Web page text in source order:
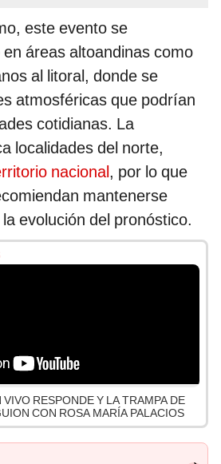
este evento se
áreas altoandinas como
al litoral, donde se
atmosféricas que podrían
cotidianas. La
localidades del norte,
nacional, por lo que
mantenerse
evolución del pronóstico.
RESPONDE Y LA TRAMPA DE
CON ROSA MARÍA PALACIOS